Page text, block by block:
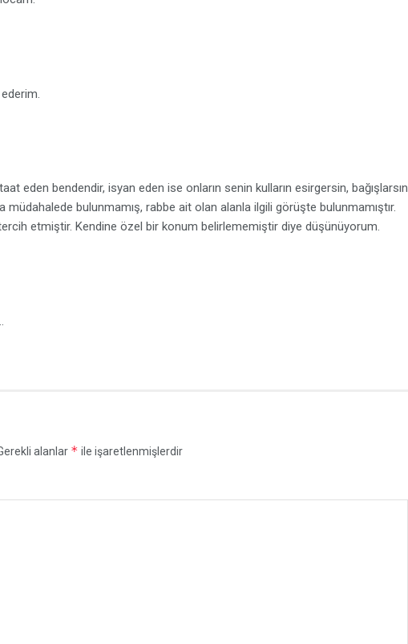
eden bendendir, isyan eden ise onların senin kulların esirgersin, bağışlarsın
müdahalede bulunmamış, rabbe ait olan alanla ilgili görüşte bulunmamıştır.
etmiştir. Kendine özel bir konum belirlememiştir diye düşünüyorum.
alanlar * ile işaretlenmişlerdir